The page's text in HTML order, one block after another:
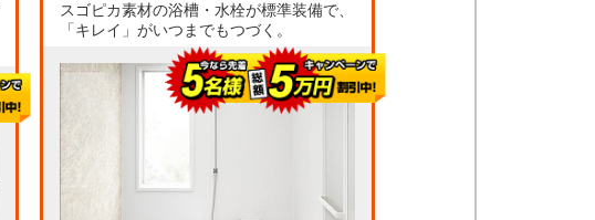
スゴピカ素材の浴槽・水栓が標準装備で、
「キレイ」がいつまでもつづく。